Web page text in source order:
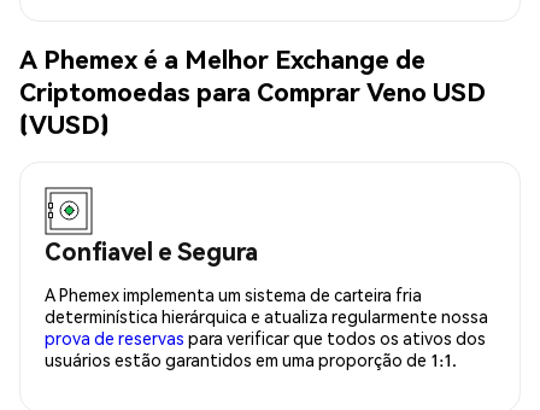
A Phemex é a Melhor Exchange de
Criptomoedas para Comprar Veno USD
(VUSD)
Confiavel e Segura
A Phemex implementa um sistema de carteira fria
determinística hierárquica e atualiza regularmente nossa
prova de reservas para verificar que todos os ativos dos
usuários estão garantidos em uma proporção de 1:1.